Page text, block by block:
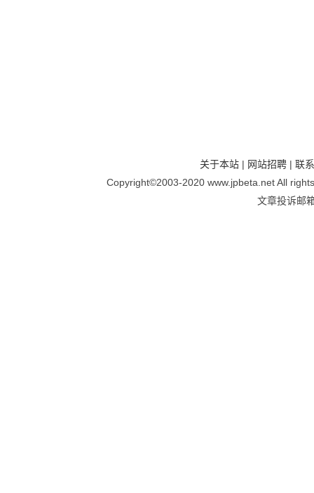
关于本站 | 网站招聘 | 联
Copyright©2003-2020 www.jpbeta.net All
文章投诉邮